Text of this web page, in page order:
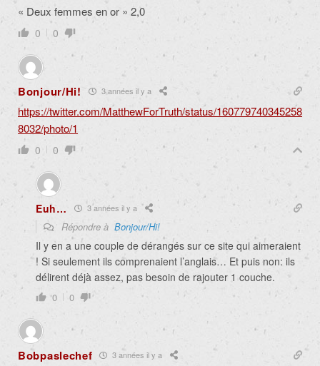
« Deux femmes en or » 2,0
0 0
Bonjour/Hi! 3 années il y a
https://twitter.com/MatthewForTruth/status/160779740345258
8032/photo/1
0 0
Euh… 3 années il y a
Répondre à Bonjour/Hi!
Il y en a une couple de dérangés sur ce site qui aimeraient
! Si seulement ils comprenaient l’anglais… Et puis non: ils
délirent déjà assez, pas besoin de rajouter 1 couche.
0 0
Bobpaslechef 3 années il y a